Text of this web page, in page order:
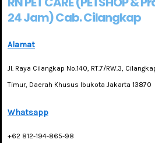
24 Jam) Cab. Cilangkap
Alamat
Jl. Raya Cilangkap No.140, RT.7/RW.3,
Timur, Daerah Khusus Ibukota Jakarta 13870
Whatsapp
+62 812-194-865-98